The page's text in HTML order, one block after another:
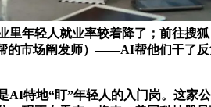
年轻人就业率较着降了；前往
市场阐发师）——AI帮他们干了
地“盯”年轻人的入门岗。这家